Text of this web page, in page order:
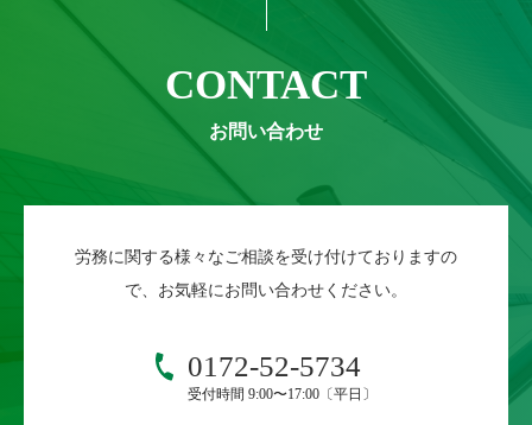
CONTACT
労務に関する様々なご相談を受け付けておりますの
で、お気軽にお問い合わせください。
0172-52-5734
受付時間 9:00〜17:00〔平日〕